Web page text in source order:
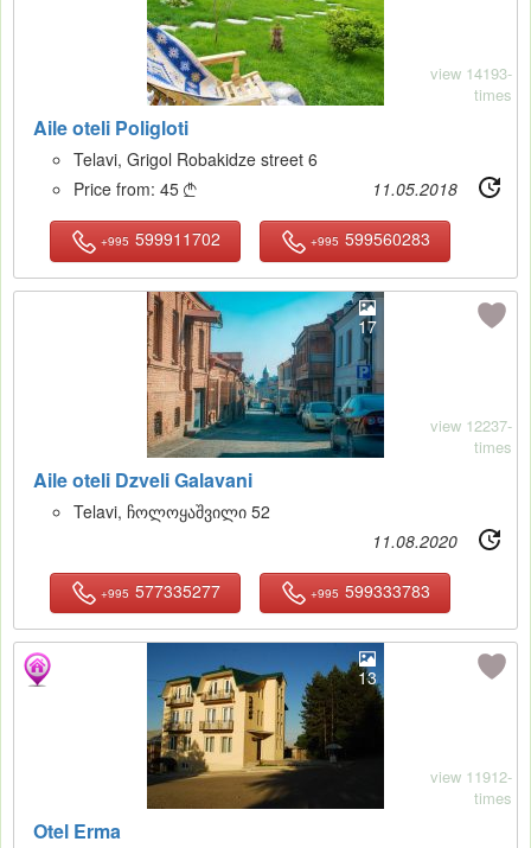
Aile oteli Poligloti
view 14193-
times
Telavi, Grigol Robakidze street 6
Price from: 45  11.05.2018
+995 599911702 +995 599560283
17
Aile oteli Dzveli Galavani
view 12237-
times
Telavi, ჩოლოყაშვილი 52
11.08.2020
+995 577335277 +995 599333783
13
Otel Erma
view 11912-
times